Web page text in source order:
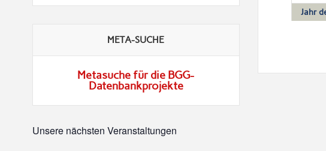
Jahr
META-SUCHE
Metasuche für die BGG-
Datenbankprojekte
Unsere nächsten Veranstaltungen